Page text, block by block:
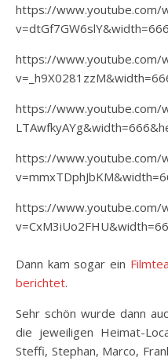
https://www.youtube.com/
https://www.youtube.com/
https://www.youtube.com/
https://www.youtube.com/
https://www.youtube.com/
Dann kam sogar ein
berichtet.
Sehr schön wurde dann
die jeweiligen Heimat-
Steffi, Stephan, Marco,